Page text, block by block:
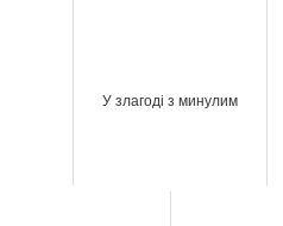
У злагоді з минулим